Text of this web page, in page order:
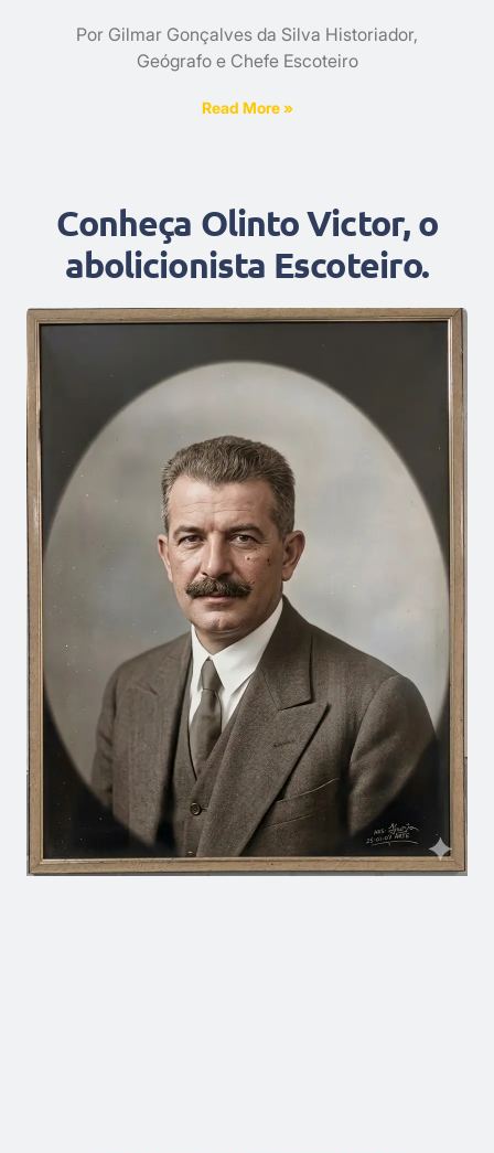
Por Gilmar Gonçalves da Silva Historiador,
Geógrafo e Chefe Escoteiro
Read More »
Conheça Olinto Victor, o
abolicionista Escoteiro.